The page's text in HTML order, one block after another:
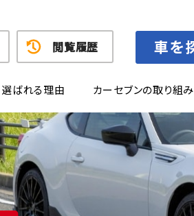
選ばれる理由 カーセブンの取り組み
閲覧履歴